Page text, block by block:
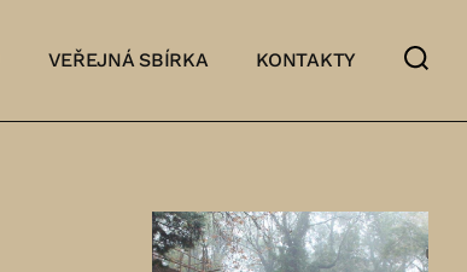
VEŘEJNÁ SBÍRKA KONTAKTY